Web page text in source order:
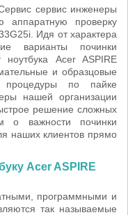
сервис инженеры
аппаратную проверку
Идя от характера
варианты починки
ноутбука Acer ASPIRE
и образцовые
процедуры по пайке
нашей организации
решение сложных
о важности починки
наших клиентов прямо
Acer ASPIRE
программными и
так называемые